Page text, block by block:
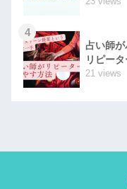
4
占い師
リピー
21 views